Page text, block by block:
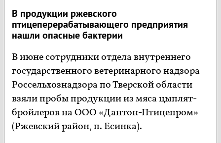
В продукции ржевского
птицеперерабатывающего предприятия
нашли опасные бактерии
В июне сотрудники отдела внутреннего
государственного ветеринарного надзора
Россельхознадзора по Тверской области
взяли пробы продукции из мяса цыплят-
бройлеров на ООО «Дантон-Птицепром»
(Ржевский район, п. Есинка).